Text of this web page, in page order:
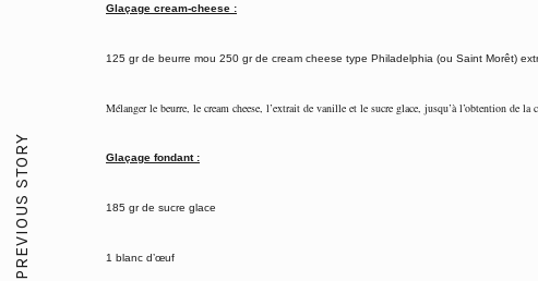
PREVIOUS STORY
Glaçage cream-cheese :
125 gr de beurre mou 250 gr de cream cheese type Philadelphia (ou Saint Morêt)
Mélanger le beurre, le cream cheese, l’extrait de vanille et le sucre glace, jusqu’à l’obtention de
Glaçage fondant :
185 gr de sucre glace
1 blanc d’œuf